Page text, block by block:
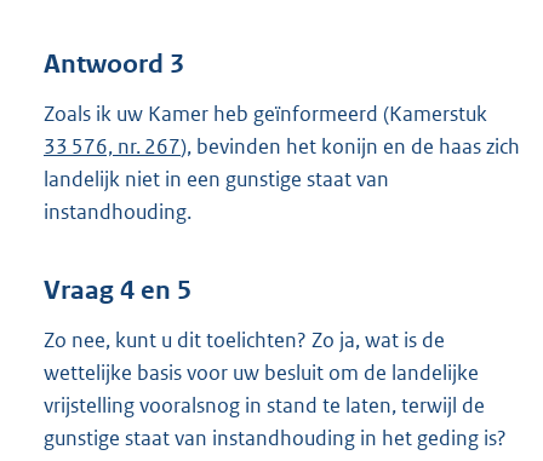
Antwoord 3
Zoals ik uw Kamer heb geïnformeerd (Kamerstuk
33 576, nr. 267), bevinden het konijn en de haas zich
landelijk niet in een gunstige staat van
instandhouding.
Vraag 4 en 5
Zo nee, kunt u dit toelichten? Zo ja, wat is de
wettelijke basis voor uw besluit om de landelijke
vrijstelling vooralsnog in stand te laten, terwijl de
gunstige staat van instandhouding in het geding is?